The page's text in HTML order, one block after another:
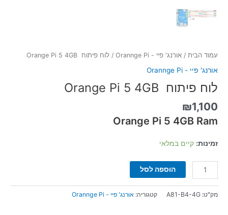
עמוד הבית / אורנג' פיי - Orannge Pi / לוח פיתוח Orange Pi 5 4GB
אורנג' פיי - Orannge Pi
לוח פיתוח Orange Pi 5 4GB
₪1,100
Orange Pi 5 4GB Ram
זמינות: קיים במלאי
הוספה לסל
מק"ט: A81-B4-4G קטגוריה: אורנג' פיי - Orannge Pi